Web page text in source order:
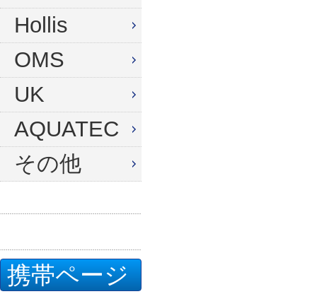
Hollis
OMS
UK
AQUATEC
その他
携帯ページ